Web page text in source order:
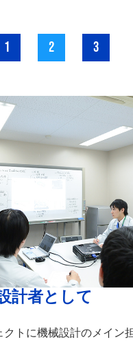
1 2 3
計者として
クトに機械設計のメイン